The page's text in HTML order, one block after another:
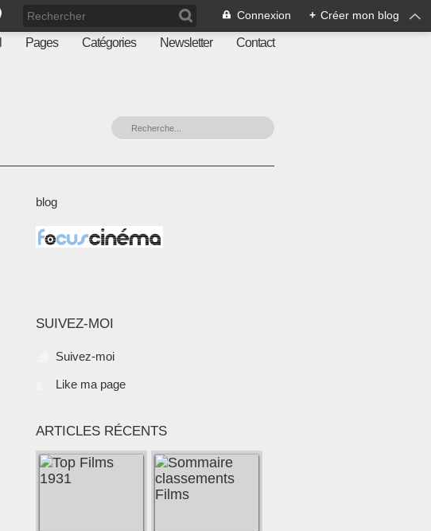
Connexion + Créer mon blog
Pages Catégories Newsletter Contact
blog
SUIVEZ-MOI
Suivez-moi
Like ma page
ARTICLES RÉCENTS